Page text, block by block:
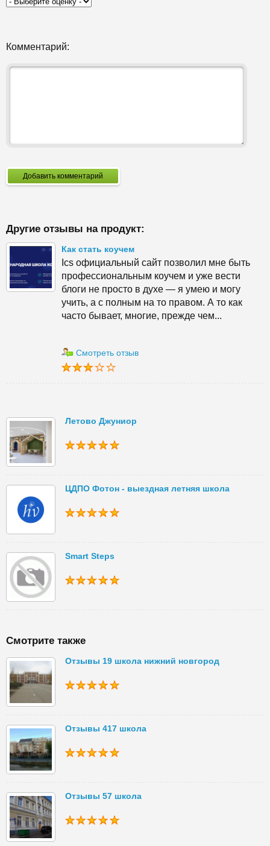
Комментарий:
Добавить комментарий
Другие отзывы на продукт:
Как стать коучем
Ics официальный сайт позволил мне быть
профессиональным коучем и уже вести
блоги не просто в духе — я умею и могу
учить, а с полным на то правом. А то как
часто бывает, многие, прежде чем...
Смотреть отзыв
Летово Джуниор
ЦДПО Фотон - выездная летняя школа
Smart Steps
Смотрите также
Отзывы 19 школа нижний новгород
Отзывы 417 школа
Отзывы 57 школа